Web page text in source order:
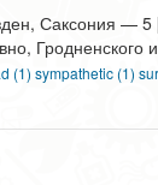
Саксония —
Гродненского
(1) sympathetic (1)